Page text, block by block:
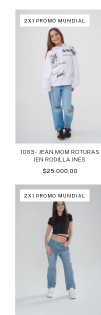
2X1 PROMO MUNDIAL
1063- JEAN MOM ROTURAS
IEN RODILLA INES
$25.000,00
2X1 PROMO MUNDIAL